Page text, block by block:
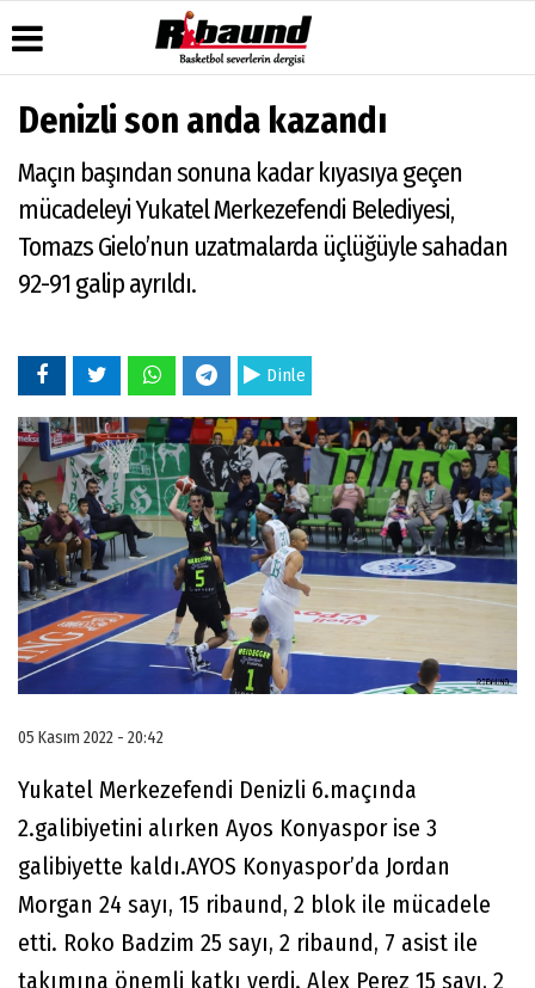
Haber
Arşivi
Gazete
Arşivi
Durumu
Gazete
Manşetleri
Anketler
Biyografiler
Yazarları
Video
Galeri
Foto
İletişim
Çerez
Politikası
Denizli son anda kazandı
Maçın başından sonuna kadar kıyasıya geçen
mücadeleyi Yukatel Merkezefendi Belediyesi,
Tomazs Gielo’nun uzatmalarda üçlüğüyle sahadan
92-91 galip ayrıldı.
Dinle
05 Kasım 2022 - 20:42
Yukatel Merkezefendi Denizli 6.maçında
2.galibiyetini alırken Ayos Konyaspor ise 3
galibiyette kaldı.AYOS Konyaspor’da Jordan
Morgan 24 sayı, 15 ribaund, 2 blok ile mücadele
etti. Roko Badzim 25 sayı, 2 ribaund, 7 asist ile
takımına önemli katkı verdi. Alex Perez 15 sayı, 2